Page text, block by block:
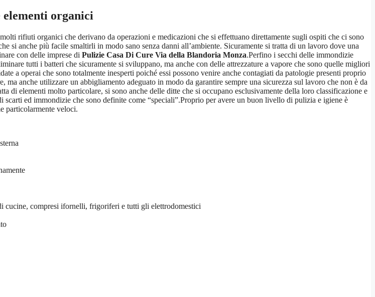
elementi organici
rifiuti organici che derivano da operazioni e medicazioni che si effettuano direttamente sugli ospiti che ci sono
si anche più facile smaltirli in modo sano senza danni all’ambiente. Sicuramente si tratta di un lavoro dove una
con delle imprese di Pulizie Casa Di Cure Via della Blandoria Monza.Perfino i secchi delle immondizie
tutti i batteri che sicuramente si sviluppano, ma anche con delle attrezzature a vapore che sono quelle migliori
a operai che sono totalmente inesperti poiché essi possono venire anche contagiati da patologie presenti proprio
anche utilizzare un abbigliamento adeguato in modo da garantire sempre una sicurezza sul lavoro che non è da
di elementi molto particolare, si sono anche delle ditte che si occupano esclusivamente della loro classificazione e
ed immondizie che sono definite come “speciali”.Proprio per avere un buon livello di pulizia e igiene è
particolarmente veloci.
cucine, compresi ifornelli, frigoriferi e tutti gli elettrodomestici